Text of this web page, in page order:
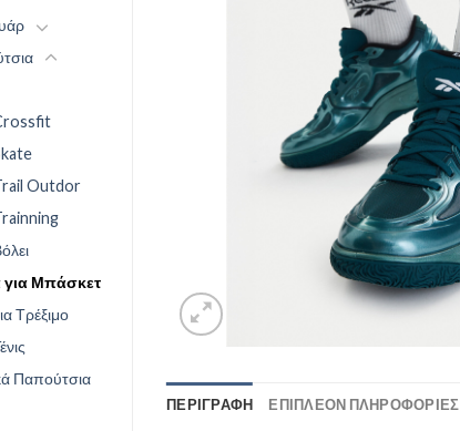
Outdor
για Μπάσκετ
Τρέξιμο
Παπούτσια
ΠΕΡΙΓΡΑΦΉ ΕΠΙΠΛΈΟΝ ΠΛΗΡΟΦΟΡΊΕΣ